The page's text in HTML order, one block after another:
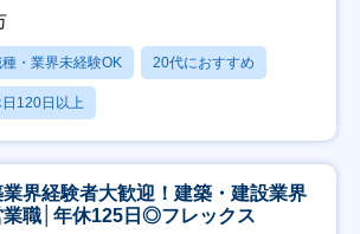
・業界未経験OK 20代におすすめ
120日以上
業界経験者大歓迎！建築・建設業界
業職│年休125日◎フレックス